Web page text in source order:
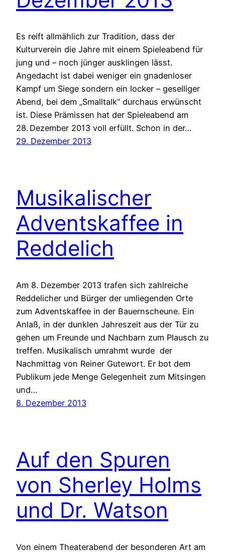
Es reift allmählich zur Tradition, dass der
Kulturverein die Jahre mit einem Spieleabend für
jung und – noch jünger ausklingen lässt.
Angedacht ist dabei weniger ein gnadenloser
Kampf um Siege sondern ein locker – geselliger
Abend, bei dem „Smalltalk“ durchaus erwünscht
ist. Diese Prämissen hat der Spieleabend am
28. Dezember 2013 voll erfüllt. Schon in der…
29. Dezember 2013
Musikalischer
Adventskaffee in
Reddelich
Am 8. Dezember 2013 trafen sich zahlreiche
Reddelicher und Bürger der umliegenden Orte
zum Adventskaffee in der Bauernscheune. Ein
Anlaß, in der dunklen Jahreszeit aus der Tür zu
gehen um Freunde und Nachbarn zum Plausch zu
treffen. Musikalisch umrahmt wurde der
Nachmittag von Reiner Gutewort. Er bot dem
Publikum jede Menge Gelegenheit zum Mitsingen
und…
8. Dezember 2013
Auf den Spuren
von Sherley Holms
und Dr. Watson
Von einem Theaterabend der besonderen Art am